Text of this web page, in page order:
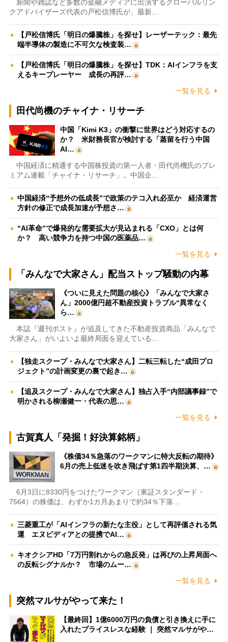
新聞や雑誌など多数の金融メディアに出演するグローバルリン
クアドバイザーズ代表の戸松信博氏が、最新…
【戸松信博氏「明日の爆騰株」を探せ】レーザーテック：最先
端半導体の製造に不可欠な検査装…
【戸松信博氏「明日の爆騰株」を探せ】TDK：AIインフラを支
えるキープレーヤー 成長の再評…
一覧を見る
田代尚機のチャイナ・リサーチ
中国「Kimi K3」の衝撃に世界はどう対応するの
か？ 米財務長官が検討する「蒸留を行う中国
AI…
中国経済に精通する中国株投資の第一人者・田代尚機氏のプレ
ミアム連載「チャイナ・リサーチ」。中国企…
中国経済“予想外の低成長”で政策のテコ入れ必至か 経済運営
方針の修正で成長加速が予想さ…
“AI革命”で爆発的な需要拡大が見込まれる「CXO」とは何
か？ 高い競争力を持つ中国の医薬品…
一覧を見る
「みんなで大家さん」配当ストップ騒動の内幕
《ついに見えた問題の核心》「みんなで大家さ
ん」2000億円超不動産投資トラブル“異常なく
ら…
本誌『週刊ポスト』が追及してきた不動産投資商品「みんなで
大家さん」がいよいよ最終局面を迎えている…
【独走スクープ・みんなで大家さん】二転三転した“成田プロ
ジェクト”の計画変更の裏で起き…
【追及スクープ・みんなで大家さん】独占入手“内部議事録”で
明かされる柳瀬健一・代表の思…
一覧を見る
古賀真人「発掘！好決算銘柄」
《株価34％急落のワークマンに特大反転の期待》
6月の売上低迷を吹き飛ばす第1四半期決算、…
6月3日に8330円をつけたワークマン（東証スタンダード・
7564）の株価は、わずか1カ月あまりで約34％下落…
三菱重工が「AIインフラの新たな主役」として再評価される気
運 エヌビディアとの提携でAI…
キオクシアHD「7万円割れからの急反発」は再びの上昇局面へ
の反転シグナルか？ 市場のムー…
一覧を見る
突然マルサがやって来た！
【最終回】1億6000万円の負債と引き換えに手に
入れたプライスレスな経験 ｜ 突然マルサがや…